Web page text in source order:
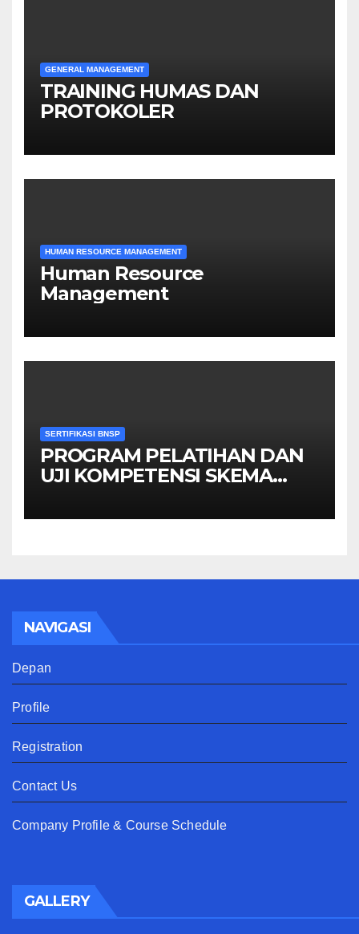
GENERAL MANAGEMENT
TRAINING HUMAS DAN
PROTOKOLER
HUMAN RESOURCE MANAGEMENT
Human Resource
Management
SERTIFIKASI BNSP
PROGRAM PELATIHAN DAN
UJI KOMPETENSI SKEMA
JAUH
NAVIGASI
Depan
Profile
Registration
Contact Us
Company Profile & Course Schedule
GALLERY